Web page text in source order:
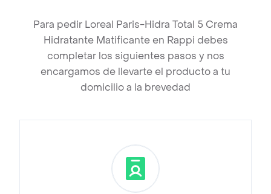
Para pedir Loreal Paris-Hidra Total 5 Crema
Hidratante Matificante en Rappi debes
completar los siguientes pasos y nos
encargamos de llevarte el producto a tu
domicilio a la brevedad